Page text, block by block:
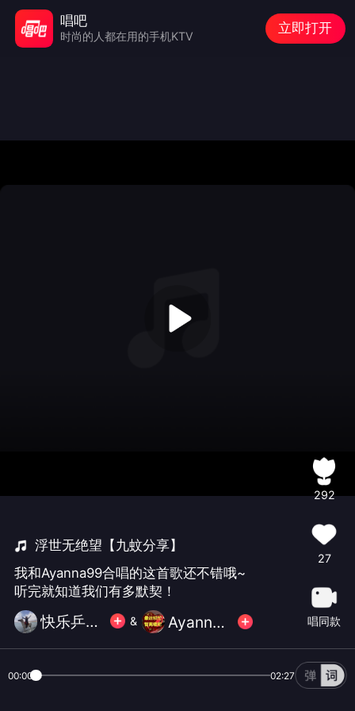
浮世无绝望【九蚊分享】
我和Ayanna99合唱的这首歌还不错哦~
听完就知道我们有多默契！
快乐乒泳【小小滨】无币 & Ayanna99
292
27
唱同款
00:00 02:27
唱吧
时尚的人都在用的手机KTV
立即打开